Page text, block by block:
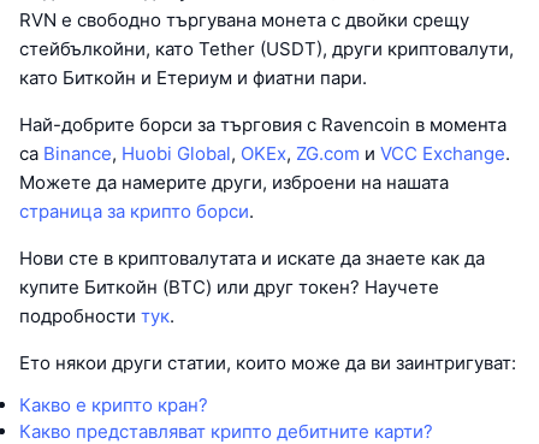
RVN е свободно търгувана монета с двойки срещу
стейбълкойни, като Tether (USDT), други криптовалути,
като Биткойн и Етериум и фиатни пари.
Най-добрите борси за търговия с Ravencoin в момента
са Binance, Huobi Global, OKEx, ZG.com и VCC Exchange.
Можете да намерите други, изброени на нашата
страница за крипто борси.
Нови сте в криптовалутата и искате да знаете как да
купите Биткойн (BTC) или друг токен? Научете
подробности тук.
Ето някои други статии, които може да ви заинтригуват:
Какво е крипто кран?
Какво представляват крипто дебитните карти?